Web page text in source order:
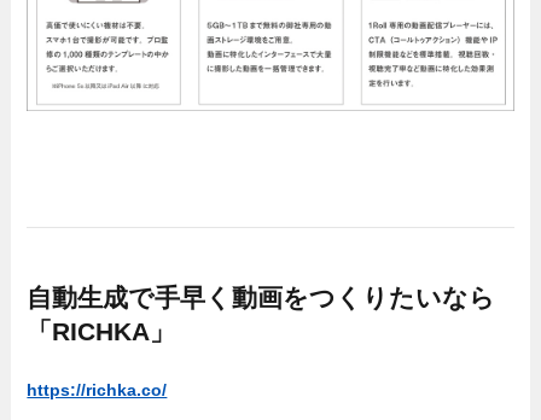
自動生成で手早く動画をつくりたいなら
「RICHKA」
https://richka.co/